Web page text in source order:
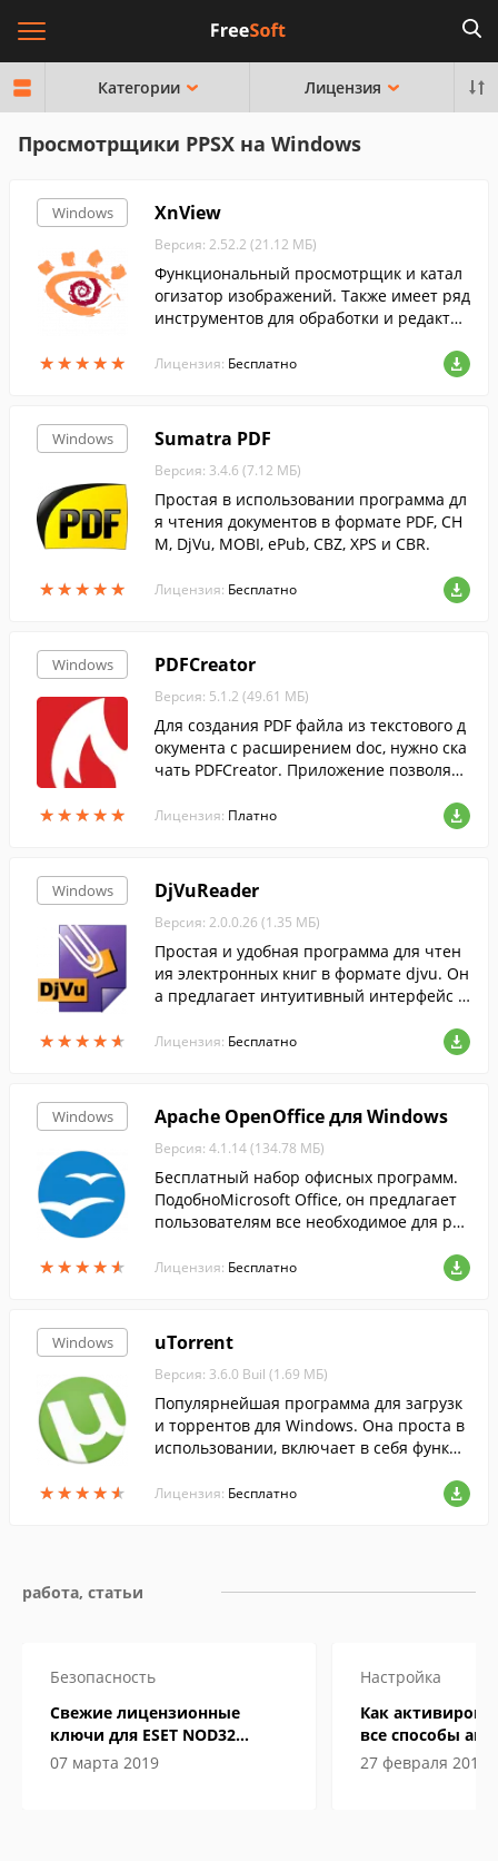
Категории Лицензия
Просмотрщики PPSX на Windows
Windows
★★★★★
★★★★★
XnView
Версия: 2.52.2 (21.12 МБ)
Функциональный просмотрщик и катал
огизатор изображений. Также имеет ряд
инструментов для обработки и редактир
Лицензия: Бесплатно
Windows
★★★★★
★★★★★
Sumatra PDF
Версия: 3.4.6 (7.12 МБ)
Простая в использовании программа дл
я чтения документов в формате PDF, CH
M, DjVu, MOBI, ePub, CBZ, XPS и CBR.
Лицензия: Бесплатно
Windows
★★★★★
★★★★★
PDFCreator
Версия: 5.1.2 (49.61 МБ)
Для создания PDF файла из текстового д
окумента с расширением doc, нужно ска
чать PDFCreator. Приложение позволяет
орде или Блокноте без конвертеров.
Лицензия: Платно
Windows
★★★★★
★★★★★
DjVuReader
Версия: 2.0.0.26 (1.35 МБ)
Простая и удобная программа для чтен
ия электронных книг в формате djvu. Он
а предлагает интуитивный интерфейс с
ражения страниц....
Лицензия: Бесплатно
Windows
★★★★★
★★★★★
Apache OpenOffice для Windows
Версия: 4.1.14 (134.78 МБ)
Бесплатный набор офисных программ.
ПодобноMicrosoft Office, он предлагает
пользователям все необходимое для раб
Лицензия: Бесплатно
Windows
★★★★★
★★★★★
uTorrent
Версия: 3.6.0 Buil (1.69 МБ)
Популярнейшая программа для загрузк
и торрентов для Windows. Она проста в
использовании, включает в себя функци
ое количество настроек.
Лицензия: Бесплатно
работа, статьи
Безопасность
Свежие лицензионные
ключи для ESET NOD32
Internet Security до 2019-2020
07 марта 2019
Настройка
Как
все способы
27 февраля 2019